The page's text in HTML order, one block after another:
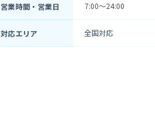
営業時間・営業日 7:00〜24:00
対応エリア 全国対応